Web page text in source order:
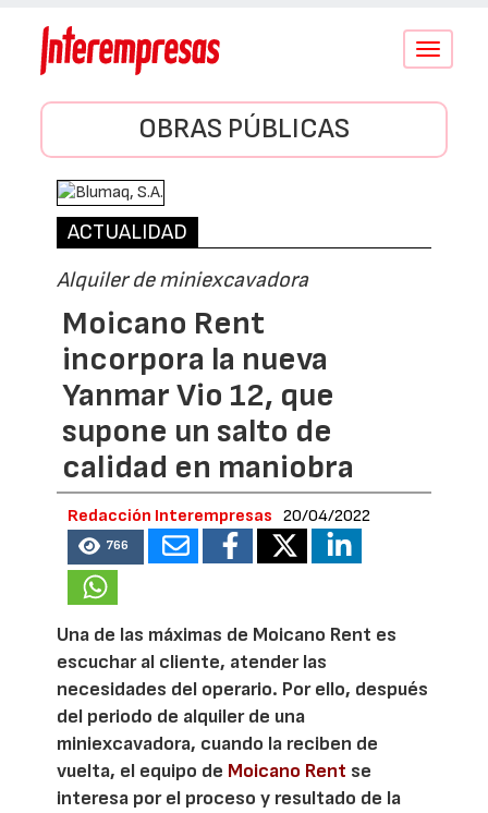
Conmutar
OBRAS PÚBLICAS
ACTUALIDAD
Alquiler de miniexcavadora
Moicano Rent
incorpora la nueva
Yanmar Vio 12, que
supone un salto de
calidad en maniobra
Redacción Interempresas 20/04/2022
766
Una de las máximas de Moicano Rent es
escuchar al cliente, atender las
necesidades del operario. Por ello, después
del periodo de alquiler de una
miniexcavadora, cuando la reciben de
vuelta, el equipo de Moicano Rent se
interesa por el proceso y resultado de la